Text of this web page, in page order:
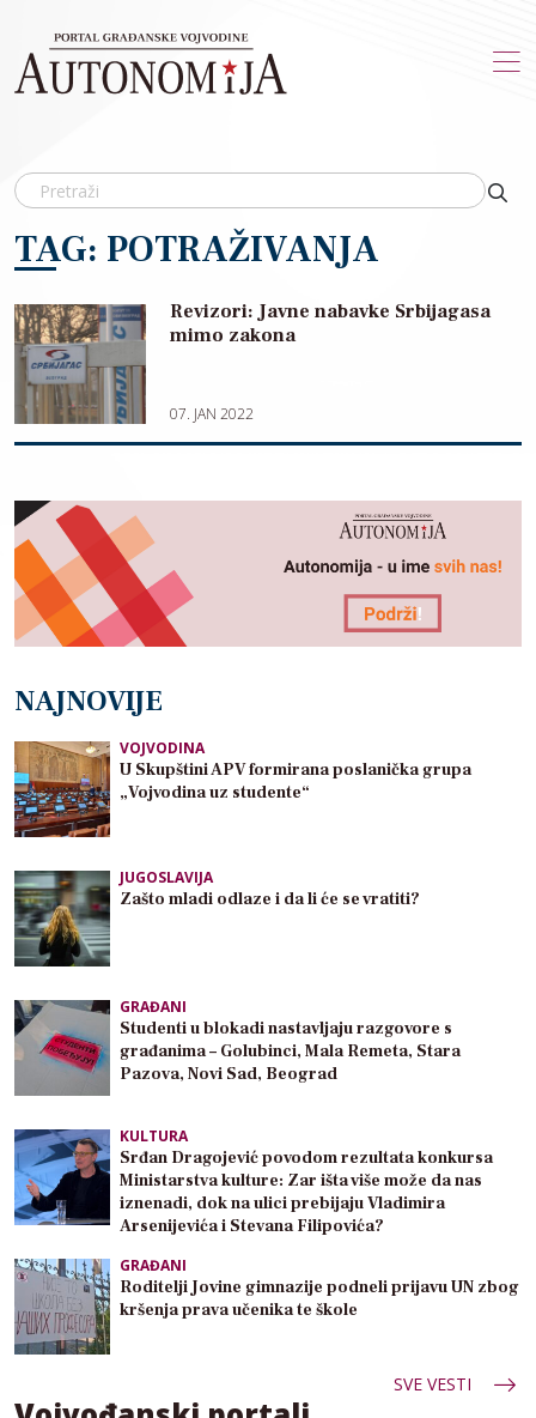
TAG: POTRAŽIVANJA
Revizori: Javne nabavke Srbijagasa
mimo zakona
07. JAN 2022
NAJNOVIJE
VOJVODINA
U Skupštini APV formirana poslanička grupa
„Vojvodina uz studente“
JUGOSLAVIJA
Zašto mladi odlaze i da li će se vratiti?
GRAĐANI
Studenti u blokadi nastavljaju razgovore s
građanima – Golubinci, Mala Remeta, Stara
Pazova, Novi Sad, Beograd
KULTURA
Srđan Dragojević povodom rezultata konkursa
Ministarstva kulture: Zar išta više može da nas
iznenadi, dok na ulici prebijaju Vladimira
Arsenijevića i Stevana Filipovića?
GRAĐANI
Roditelji Jovine gimnazije podneli prijavu UN zbog
kršenja prava učenika te škole
SVE VESTI